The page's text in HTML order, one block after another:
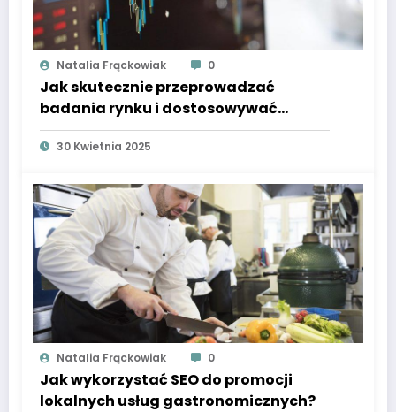
Natalia Frąckowiak 0
Jak skutecznie przeprowadzać
badania rynku i dostosowywać
strategie marketingowe?
30 Kwietnia 2025
Natalia Frąckowiak 0
Jak wykorzystać SEO do promocji
lokalnych usług gastronomicznych?